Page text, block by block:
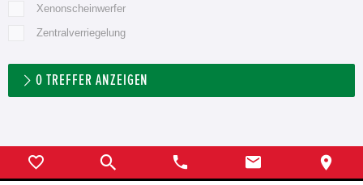
Xenonscheinwerfer
Zentralverriegelung
0 TREFFER ANZEIGEN